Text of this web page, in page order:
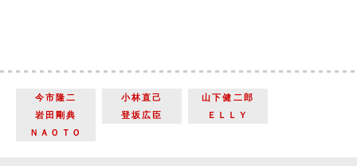
今市隆二 小林直己
山下健二郎
岩田剛典
登坂広臣
ＥＬＬＹ
ＮＡＯＴＯ